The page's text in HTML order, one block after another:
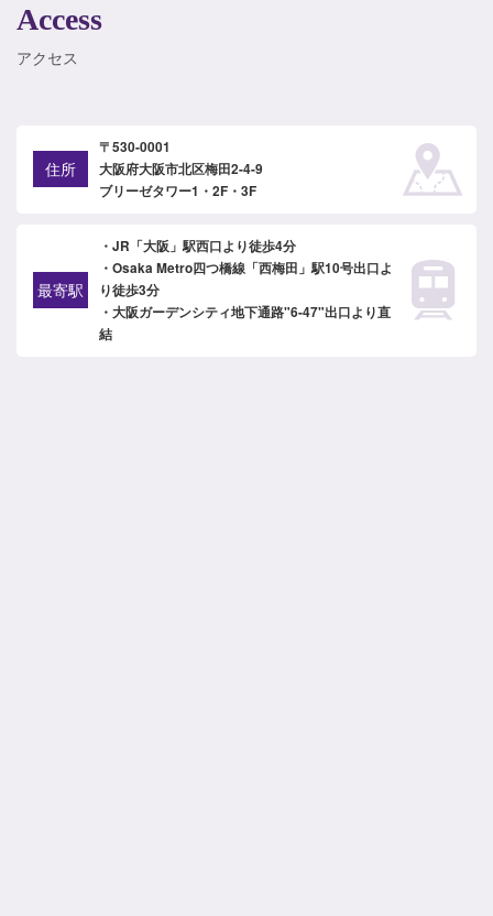
Access
アクセス
住所
〒530-0001
大阪府大阪市北区梅田2-4-9
ブリーゼタワー1・2F・3F
最寄駅
・JR「大阪」駅西口より徒歩4分
・Osaka Metro四つ橋線「西梅田」駅10号出口よ
り徒歩3分
・大阪ガーデンシティ地下通路"6-47"出口より直
結